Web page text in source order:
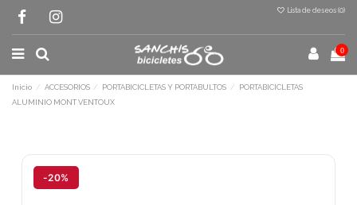
Lista de deseos (0)
0
Inicio ACCESORIOS PORTABICICLETAS Y PORTABULTOS
PORTABICICLETAS
ALUMINIO MONT VENTOUX
-20%